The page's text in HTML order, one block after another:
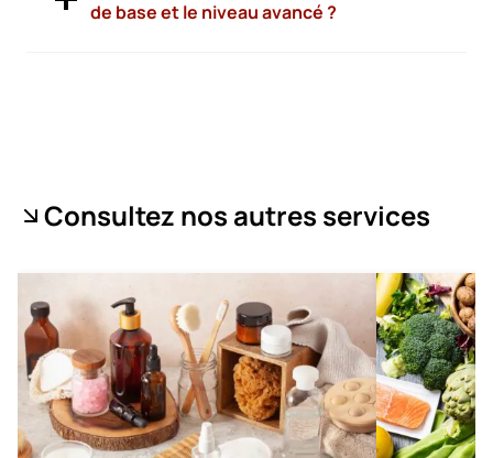
de base et le niveau avancé ?
Consultez nos autres services